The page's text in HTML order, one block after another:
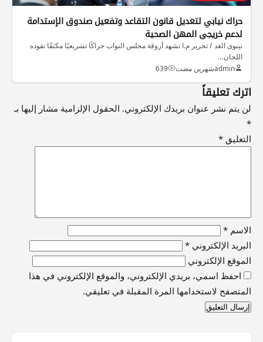
حراك نيابي لتعديل قانون التقاعد وتفعيل صندوق الإستدامة
لدعم خريجي المهن الصحية
نينوى الغد / تحرير م.ا تشهد أروقة مجلس النواب حراكًا تشريعيًا مكثفًا تقوده
اللجان…
adminشهرين مضت 639
اترك تعليقاً
لن يتم نشر عنوان بريدك الإلكتروني. الحقول الإلزامية مشار إليها بـ
*
التعليق *
الاسم *
البريد الإلكتروني *
الموقع الإلكتروني
احفظ اسمي، بريدي الإلكتروني، والموقع الإلكتروني في هذا
المتصفح لاستخدامها المرة المقبلة في تعليقي.